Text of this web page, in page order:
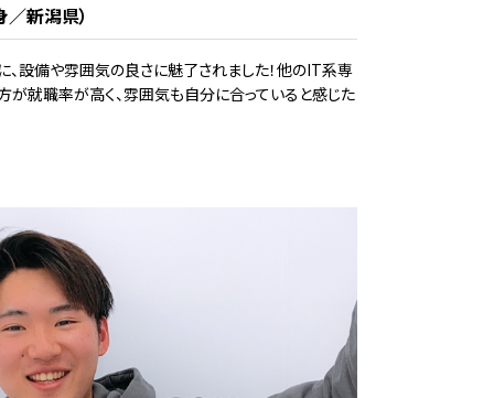
新潟県）
、設備や雰囲気の良さに魅了されました！他のIT系専
が就職率が高く、雰囲気も自分に合っていると感じた